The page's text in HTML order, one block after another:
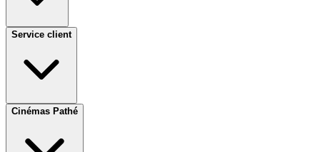
Service client
Cinémas Pathé